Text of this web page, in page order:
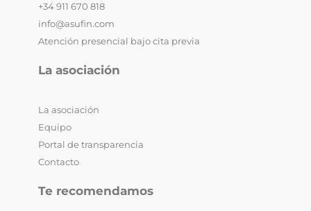
+34 911 670 818
info@asufin.com
Atención presencial bajo cita previa
La asociación
La asociación
Equipo
Portal de transparencia
Contacto
Te recomendamos